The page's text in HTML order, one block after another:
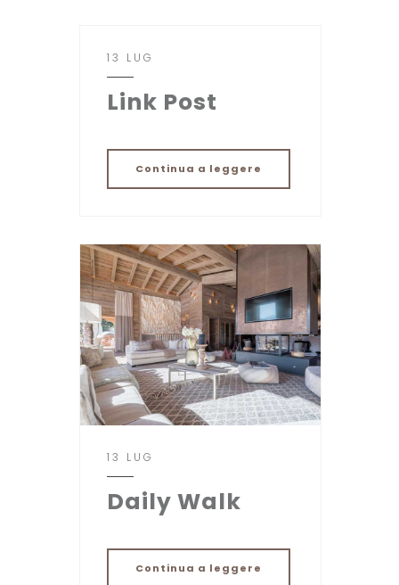
13 LUG
Link Post
Continua a leggere
13 LUG
Daily Walk
Continua a leggere